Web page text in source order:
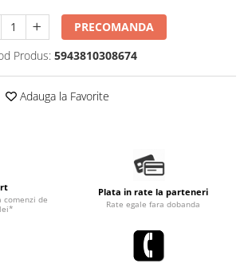
PRECOMANDA
Produs: 5943810308674
Adauga la Favorite
de
Plata in rate la parteneri
Rate egale fara dobanda